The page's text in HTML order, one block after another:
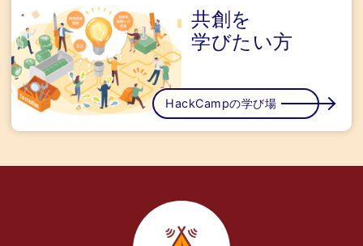
共創を
学びたい方
HackCampの学び場